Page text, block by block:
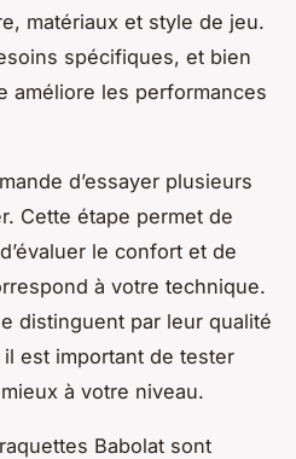
matériaux et style de jeu.
spécifiques, et bien
améliore les performances
d’essayer plusieurs
Cette étape permet de
le confort et de
à votre technique.
distinguent par leur qualité
est important de tester
à votre niveau.
Babolat sont